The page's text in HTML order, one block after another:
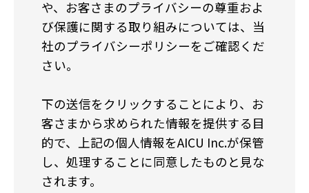
や、お客さまのプライバシーの尊重およ
び保護に関する取り組みについては、当
社のプライバシーポリシーをご確認くだ
さい。
下の送信をクリックすることにより、お
客さまから求められた情報を提供する目
的で、上記の個人情報をAICU Inc.が保管
し、処理することに同意したものと見な
されます。